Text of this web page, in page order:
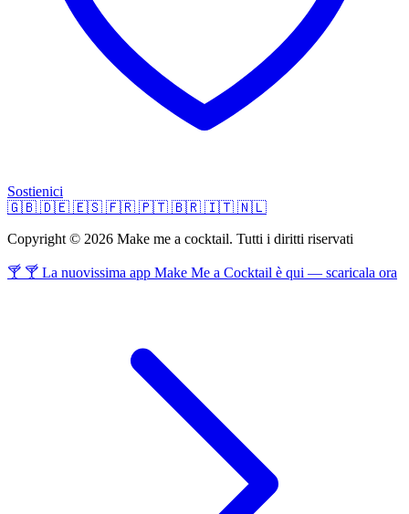
Sostienici
🇬🇧 🇩🇪 🇪🇸 🇫🇷 🇵🇹 🇧🇷 🇮🇹 🇳🇱
Copyright © 2026 Make me a cocktail. Tutti i diritti riservati
🍸 🍸 La nuovissima app Make Me a Cocktail è qui — scaricala ora